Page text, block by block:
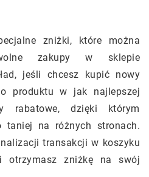
zniżki, które można
zakupy w sklepie
jeśli chcesz kupić nowy
produktu w jak najlepszej
rabatowe, dzięki którym
taniej na różnych stronach.
transakcji w koszyku
otrzymasz zniżkę na swój